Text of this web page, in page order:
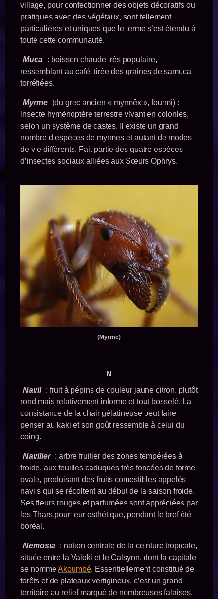
village, pour confectionner des objets décoratifs ou
pratiques avec des végétaux, sont tellement
particulières et uniques que le terme s’est étendu à
toute cette communauté.
Muca
: boisson chaude très populaire,
ressemblant au café, tirée des graines de samuca
torréfiées.
Myrme
(du grec ancien « myrmêx », fourmi) :
insecte hyménoptère terrestre vivant en colonies,
selon un système de castes. Il existe un grand
nombre d’espèces de myrmes et autant de modes
de vie différents. Fait partie des quatre espèces
d’insectes sociaux alliées aux Sœurs Ophrys.
(Myrme)
N
Navil : fruit à pépins de couleur jaune citron, plutôt
rond mais relativement informe et tout bosselé. La
consistance de la chair gélatineuse peut faire
penser au kaki et son goût ressemble à celui du
coing.
Navilier : arbre fruitier des zones tempérées à
froide, aux feuilles caduques très foncées de forme
ovale, produisant des fruits comestibles appelés
navils qui se récoltent au début de la saison froide.
Ses fleurs rouges et parfumées sont appréciées par
les Thars pour leur esthétique, pendant le bref été
boréal.
Nemosia : nation centrale de la ceinture tropicale,
située entre la Valoki et le Calsynn, dont la capitale
se nommeAkoumbé. Essentiellement constitué de
forêts et de plateaux vertigineux, c’est un grand
territoire au relief marqué de nombreuses falaises.